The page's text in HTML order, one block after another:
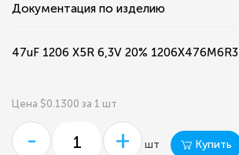
Документация по изделию
47uF 1206 X5R 6,3V 20% 1206X476M6R3
Цена $0.1300 за 1 шт
- + шт Купить